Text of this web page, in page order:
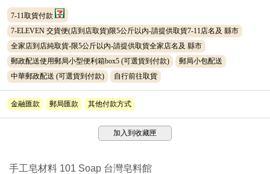
7-11取貨付款
7-ELEVEN 交貨便(店到店取貨)限5公斤以內-請提供取貨7-11店名及 縣市
全家店到店純取貨-限5公斤以內-請提供取貨全家店名及 縣市
郵政配送使用郵局小型便利箱box5 (可選貨到付款)
郵局小包配送
中華郵政配送 (可選貨到付款) 自行前往取貨
金融匯款 郵局匯款 其他付款方式
加入到收藏匣
手工皂材料 101 Soap 台灣皂料館